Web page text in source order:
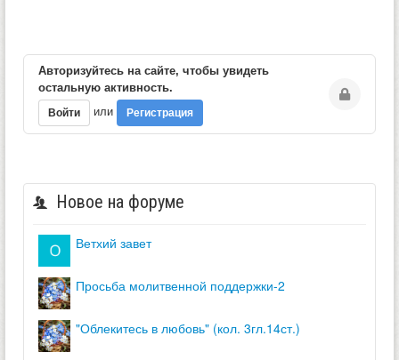
Авторизуйтесь на сайте, чтобы увидеть
остальную активность.
Войти или Регистрация
Новое на форуме
ветхий завет
просьба молитвенной поддержки-2
"облекитесь в любовь" (кол. 3гл.14ст.)